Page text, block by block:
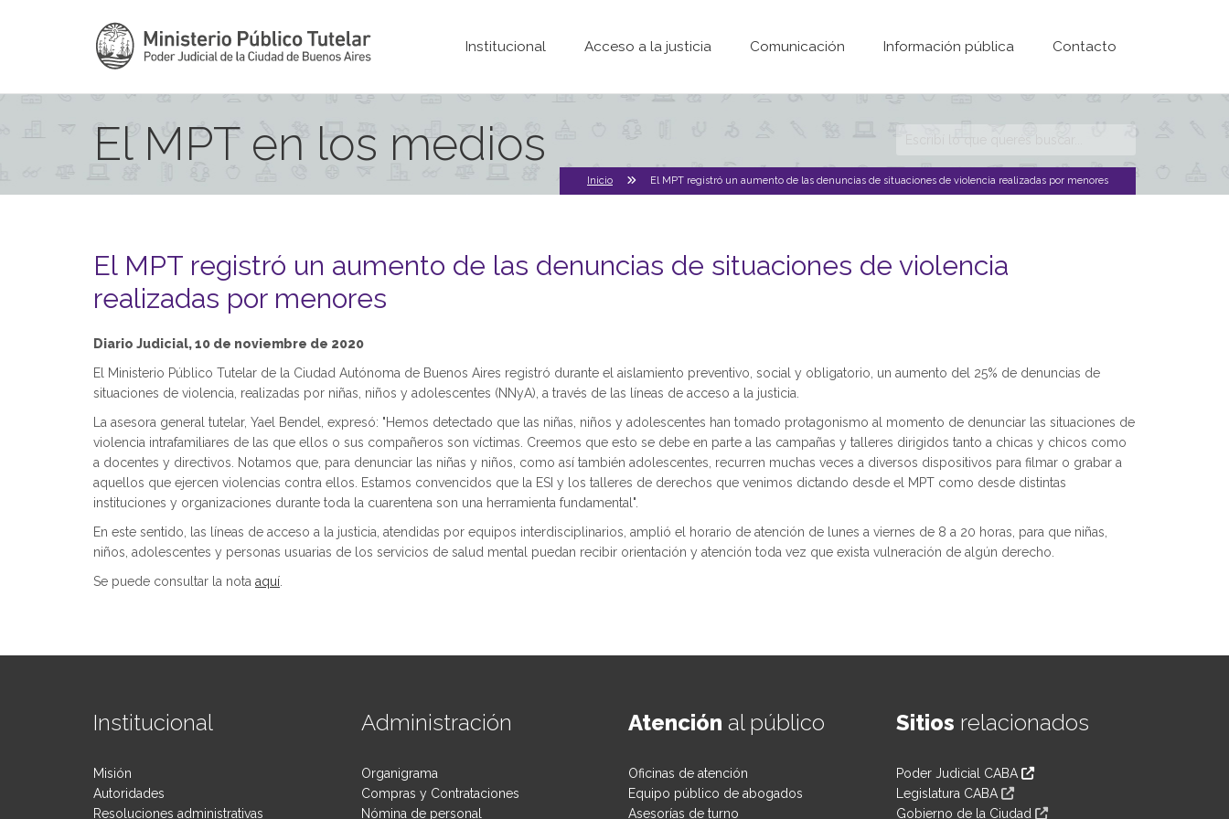
Institucional Acceso a la justicia Comunicación Información pública Contacto
El MPT en los medios
Formulario de
búsqueda
Inicio El MPT registró un aumento de las denuncias de situaciones de violencia realizadas por menores
El MPT registró un aumento de las denuncias de situaciones de violencia
realizadas por menores
Diario Judicial, 10 de noviembre de 2020
El Ministerio Público Tutelar de la Ciudad Autónoma de Buenos Aires registró durante el aislamiento preventivo, social y obligatorio, un aumento del 25% de denuncias de
situaciones de violencia, realizadas por niñas, niños y adolescentes (NNyA), a través de las líneas de acceso a la justicia.
La asesora general tutelar, Yael Bendel, expresó: "Hemos detectado que las niñas, niños y adolescentes han tomado protagonismo al momento de denunciar las situaciones de
violencia intrafamiliares de las que ellos o sus compañeros son víctimas. Creemos que esto se debe en parte a las campañas y talleres dirigidos tanto a chicas y chicos como
a docentes y directivos. Notamos que, para denunciar las niñas y niños, como así también adolescentes, recurren muchas veces a diversos dispositivos para filmar o grabar a
aquellos que ejercen violencias contra ellos. Estamos convencidos que la ESI y los talleres de derechos que venimos dictando desde el MPT como desde distintas
instituciones y organizaciones durante toda la cuarentena son una herramienta fundamental".
En este sentido, las líneas de acceso a la justicia, atendidas por equipos interdisciplinarios, amplió el horario de atención de lunes a viernes de 8 a 20 horas, para que niñas,
niños, adolescentes y personas usuarias de los servicios de salud mental puedan recibir orientación y atención toda vez que exista vulneración de algún derecho.
Se puede consultar la nota aquí
Institucional
Misión
Autoridades
Resoluciones administrativas
Administración
Organigrama
Compras y Contrataciones
Nómina de personal
Atención al público
Oficinas de atención
Equipo público de abogados
Asesorías de turno
Sitios relacionados
Poder Judicial CABA
Legislatura CABA
Gobierno de la Ciudad